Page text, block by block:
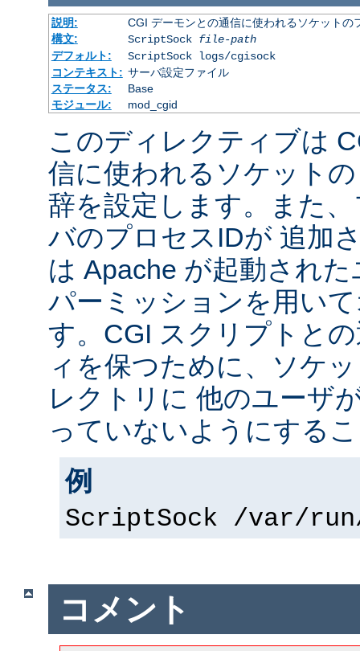
説明:
CGI デーモンとの通信に使われるソケットの
構文:
ScriptSock file-path
デフォルト:
ScriptSock logs/cgisock
コンテキスト: サーバ設定ファイル
ステータス:
Base
モジュール:
mod_cgid
このディレクティブは
信に使われるソケット
辞を設定します。また
バのプロセスIDが 追加
は Apache が起動され
パーミッションを用い
す。CGI スクリプトと
ィを保つために、ソケ
レクトリに 他のユーザ
っていないようにする
例
ScriptSock /var/
コメント